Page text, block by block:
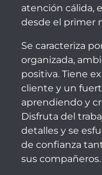
atención cálida,
desde el primer
Se caracteriza
organizada,
positiva. Tiene
cliente y un
aprendiendo y
Disfruta del
detalles y se
de confianza
sus compañeros.